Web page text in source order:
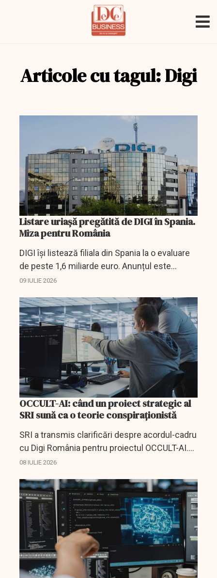
Articole cu tagul: Digi
Listare uriașă pregătită de DIGI în Spania.
Miza pentru România
DIGI își listează filiala din Spania la o evaluare
de peste 1,6 miliarde euro. Anunțul este
relevant și pentru investitorii de la BVB.
09 IULIE 2026
OCCULT-AI: când un proiect strategic al
SRI sună ca o teorie conspiraționistă
SRI a transmis clarificări despre acordul-cadru
cu Digi România pentru proiectul OCCULT-AI.
Serviciul spune că nu există încă un contract
rămâne în...
08 IULIE 2026